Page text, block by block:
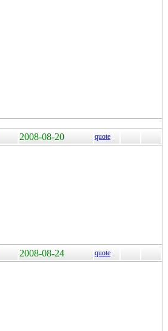
2008-08-20 quote
2008-08-24 quote